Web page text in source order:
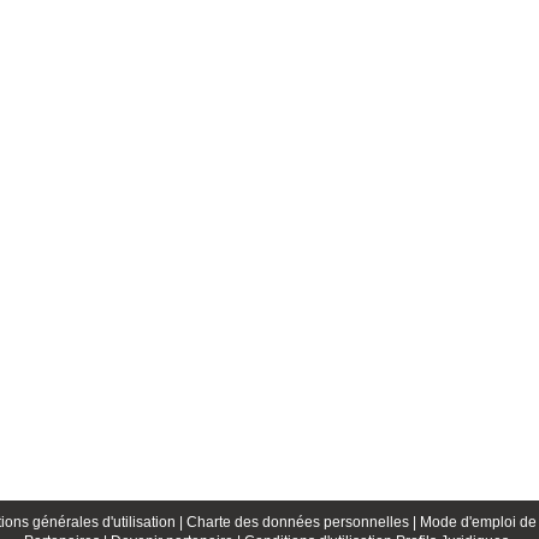
générales d'utilisation | Charte des données personnelles | Mode d'emploi de